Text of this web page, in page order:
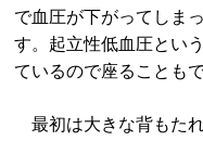
で血圧が下がってしま
す。起立性低血圧とい
ているので座ることも
最初は大きな背もた